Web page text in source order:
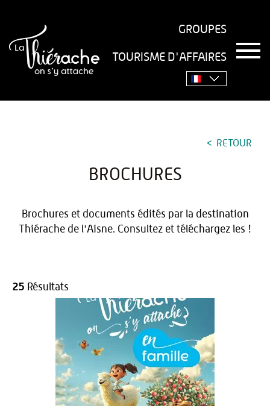
GROUPES
TOURISME D'AFFAIRES
T
o
v
o
n
Accueil› Pratique›
RETOUR
BROCHURES
Brochures et documents édités par la destination
Thiérache de l'Aisne. Consultez et téléchargez les !
25 Résultats